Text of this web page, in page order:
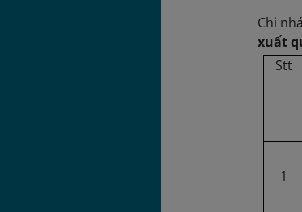
Chi
xuất
Stt
1